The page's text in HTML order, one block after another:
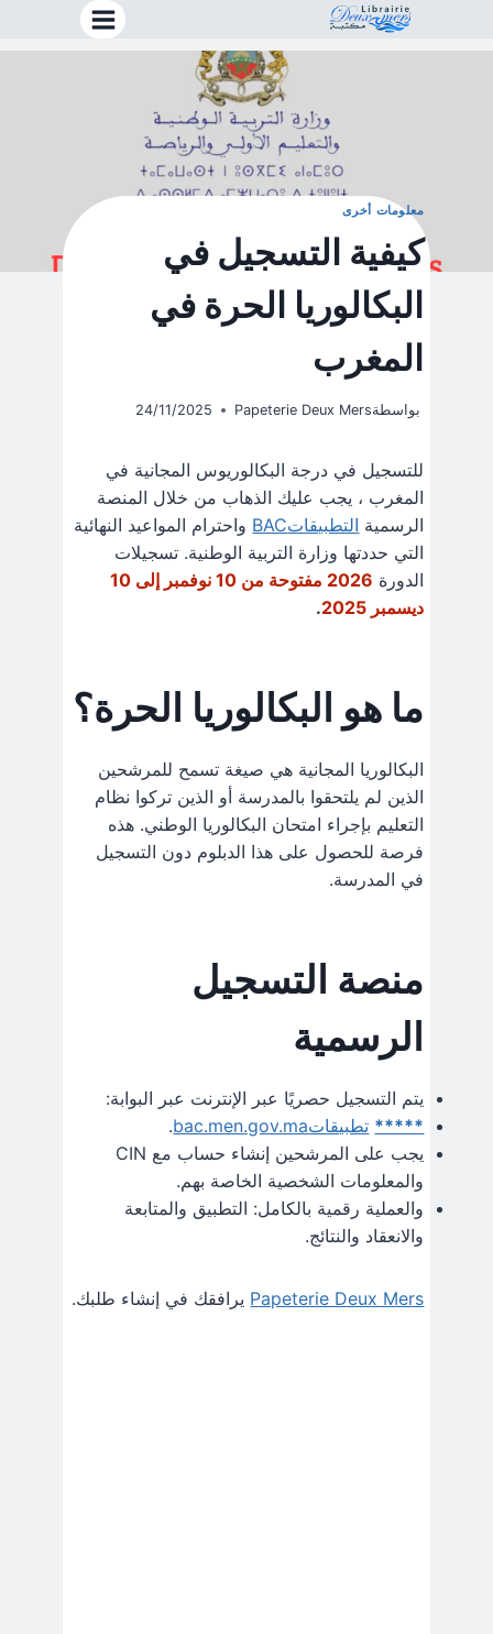
معلومات أخرى
كيفية التسجيل في
البكالوريا الحرة في
المغرب
بواسطةPapeterie Deux Mers
24/11/2025
للتسجيل في درجة البكالوريوس المجانية في
المغرب ، يجب عليك الذهاب من خلال المنصة
الرسمية التطبيقاتBAC
واحترام المواعيد النهائية
التي حددتها وزارة التربية الوطنية. تسجيلات
الدورة
2026 مفتوحة من 10 نوفمبر إلى 10
ديسمبر 2025
.
ما هو البكالوريا الحرة؟
البكالوريا المجانية هي صيغة تسمح للمرشحين
الذين لم يلتحقوا بالمدرسة أو الذين تركوا نظام
التعليم بإجراء امتحان البكالوريا الوطني. هذه
فرصة للحصول على هذا الدبلوم دون التسجيل
في المدرسة.
منصة التسجيل
الرسمية
يتم التسجيل حصريًا عبر الإنترنت عبر البوابة:
***** تطبيقاتbac.men.gov.ma
.
يجب على المرشحين إنشاء حساب مع CIN
والمعلومات الشخصية الخاصة بهم.
والعملية رقمية بالكامل: التطبيق والمتابعة
والانعقاد والنتائج.
Papeterie Deux Mers يرافقك في إنشاء طلبك.